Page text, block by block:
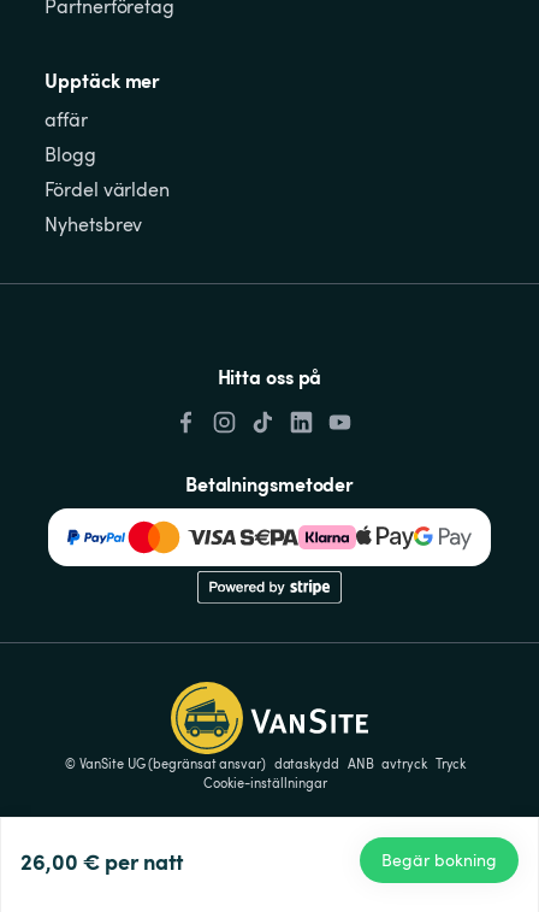
26,00 € per natt Begär bokning
Partnerföretag
Upptäck mer
affär
Blogg
Fördel världen
Nyhetsbrev
Hitta oss på
Betalningsmetoder
© VanSite UG (begränsat ansvar) dataskydd ANB avtryck Tryck
Cookie-inställningar